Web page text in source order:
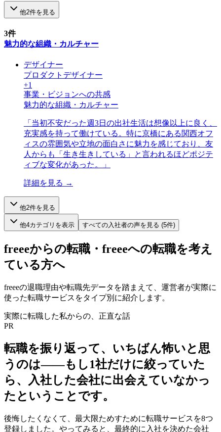
他2件を見る
3件
魅力的な組織・カルチャー
デザイナー
プロダクトデザイナー
+1
事業・ビジョンへの共感
魅力的な組織・カルチャー
「 当初不安だった週3日の出社生活は想像以上に良く、
充実感を持って働けている。特に京橋にある関西オフ
ィスの雰囲気や立地の面白さに魅力を感じており、友
人からも「生き生きしている」と言われるほどポジテ
ィブな変化があった。
」
詳細を見る →
他2件を見る
他4カテゴリを表示 すべての入社者の声を見る (5件)
freeeからの転職・ freeeへの転職を考え
ている方へ
freeeの退職理由や転職先データを踏まえて、運営者が実際に
使った転職サービスをタイプ別に紹介します。
実際に転職した私からの、正直な話
PR
転職を振り返って、いちばん怖いと思
うのは——もし1社だけに絞っていた
ら、入社した会社に出会えていなかっ
た ということです。
後悔したくなくて、最大限ためすために転職サービスを8つ
登録しました。やってみると、最終的に入社を決めた会社